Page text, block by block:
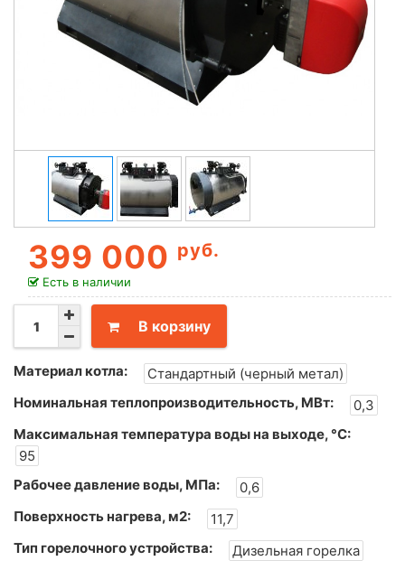
399 000 руб.
Есть в наличии
В корзину
Материал котла:
Стандартный (черный метал)
Номинальная теплопроизводительность, МВт:
0,3
Максимальная температура воды на выходе, °С:
95
Рабочее давление воды, МПа:
0,6
Поверхность нагрева, м2:
11,7
Тип горелочного устройства:
Дизельная горелка